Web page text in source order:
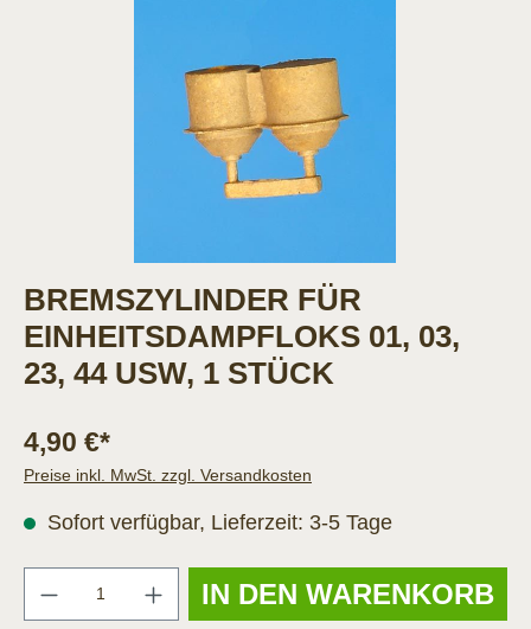
BREMSZYLINDER FÜR
EINHEITSDAMPFLOKS 01, 03,
23, 44 USW, 1 STÜCK
4,90 €*
Preise inkl. MwSt. zzgl. Versandkosten
Sofort verfügbar, Lieferzeit: 3-5 Tage
Anzahl
IN DEN WARENKORB